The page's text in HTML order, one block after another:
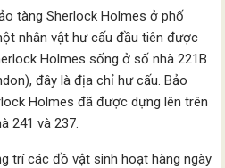
tàng Sherlock Holmes ở phố
nhân vật hư cấu đầu tiên được
Holmes sống ở số nhà 221B
đây là địa chỉ hư cấu. Bảo
Holmes đã được dựng lên trên
241 và 237.
trí các đồ vật sinh hoạt hàng ngày